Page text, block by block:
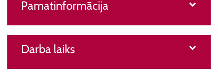
Pamatinformācija
Darba laiks